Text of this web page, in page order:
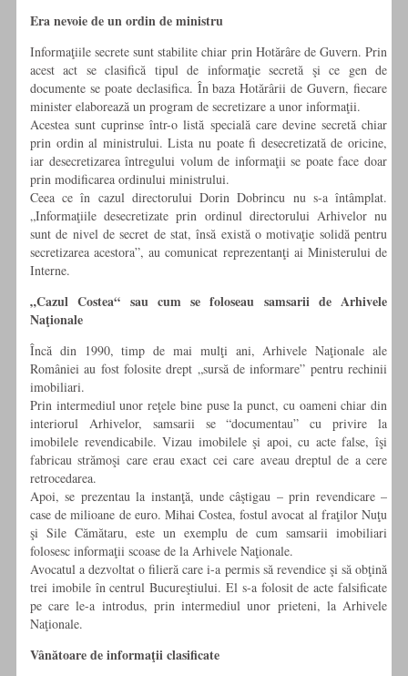
Era nevoie de un ordin de ministru
Informaţiile secrete sunt stabilite chiar prin Hotărâre de Guvern. Prin
acest act se clasifică tipul de informaţie secretă şi ce gen de
documente se poate declasifica. În baza Hotărârii de Guvern, fiecare
minister elaborează un program de secretizare a unor informaţii.
Acestea sunt cuprinse într-o listă specială care devine secretă chiar
prin ordin al ministrului. Lista nu poate fi desecretizată de oricine,
iar desecretizarea întregului volum de informaţii se poate face doar
prin modificarea ordinului ministrului.
Ceea ce în cazul directorului Dorin Dobrincu nu s-a întâmplat.
„Informaţiile desecretizate prin ordinul directorului Arhivelor nu
sunt de nivel de secret de stat, însă există o motivaţie solidă pentru
secretizarea acestora”, au comunicat reprezentanţi ai Ministerului de
Interne.
„Cazul Costea“ sau cum se foloseau samsarii de Arhivele
Naţionale
Încă din 1990, timp de mai mulţi ani, Arhivele Naţionale ale
României au fost folosite drept „sursă de informare” pentru rechinii
imobiliari.
Prin intermediul unor reţele bine puse la punct, cu oameni chiar din
interiorul Arhivelor, samsarii se “documentau” cu privire la
imobilele revendicabile. Vizau imobilele şi apoi, cu acte false, îşi
fabricau strămoşi care erau exact cei care aveau dreptul de a cere
retrocedarea.
Apoi, se prezentau la instanţă, unde câştigau – prin revendicare –
case de milioane de euro. Mihai Costea, fostul avocat al fraţilor Nuţu
şi Sile Cămătaru, este un exemplu de cum samsarii imobilia­ri
folosesc informaţii scoase de la Arhivele Naţionale.
Avocatul a dezvoltat o filieră care i-a permis să revendice şi să obţină
trei imobile în centrul Bucureştiului. El s-a folosit de acte falsificate
pe care le-a introdus, prin intermediul unor prieteni, la Arhivele
Naţionale.
Vânătoare de informaţii clasificate